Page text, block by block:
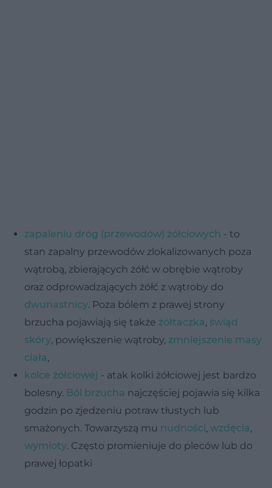
zapaleniu dróg (przewodów) żółciowych - to
stan zapalny przewodów zlokalizowanych poza
wątrobą, zbierających żółć w obrębie wątroby
oraz odprowadzających żółć z wątroby do
dwunastnicy. Poza bólem z prawej strony
brzucha pojawiają się także żółtaczka, świąd
skóry, powiększenie wątroby, zmniejszenie masy
ciała,
kolce żółciowej - atak kolki żółciowej jest bardzo
bolesny. Ból brzucha najczęściej pojawia się kilka
godzin po zjedzeniu potraw tłustych lub
smażonych. Towarzyszą mu nudności, wzdęcia,
wymioty. Często promieniuje do pleców lub do
prawej łopatki